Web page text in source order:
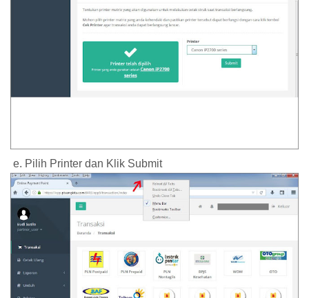
e. Pilih Printer dan Klik Submit